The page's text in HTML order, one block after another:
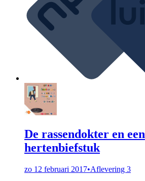
De rassendokter en een
hertenbiefstuk
zo 12 februari 2017•Aflevering 3